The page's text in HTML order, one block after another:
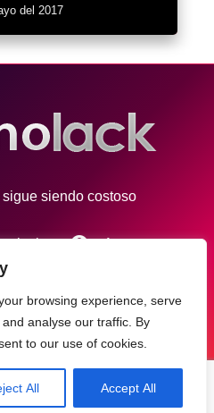
browsing experience, serve
analyse our traffic. By
to our use of cookies.
All Accept All
del 2017
siendo costoso
account_circle Autores
MezcalMedia